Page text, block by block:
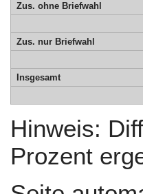
Zus. ohne Briefwahl
Zus. nur Briefwahl
Insgesamt
Hinweis:
Prozent